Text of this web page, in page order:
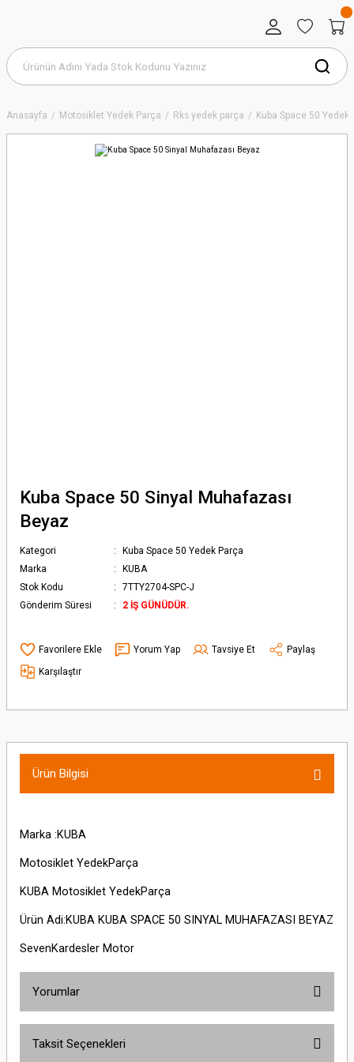
Anasayfa Motosiklet Yedek Parça Rks yedek parça Kuba Space 50 Yedek
Kuba Space 50 Sinyal Muhafazası
Beyaz
Kategori
Kuba Space 50 Yedek Parça
Marka
KUBA
Stok Kodu
7TTY2704-SPC-J
Gönderim Süresi
2 İŞ GÜNÜDÜR.
Yorum Yap Tavsiye Et
Paylaş
Karşılaştır
Ürün Bilgisi
Marka :KUBA
Motosiklet YedekParça
KUBA Motosiklet YedekParça
Ürün Adi:KUBA KUBA SPACE 50 SINYAL MUHAFAZASI BEYAZ
SevenKardesler Motor
Yorumlar
Taksit Seçenekleri